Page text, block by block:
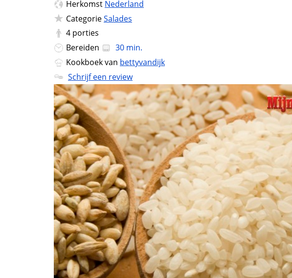
Herkomst Nederland
CategorieSalades
4 porties
Bereiden
30 min.
Kookboek van bettyvandijk
Schrijf een review